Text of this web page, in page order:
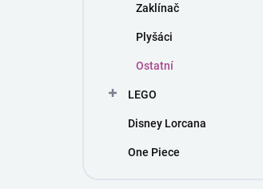
Zaklínač
Plyšáci
Ostatní
LEGO
Disney Lorcana
One Piece